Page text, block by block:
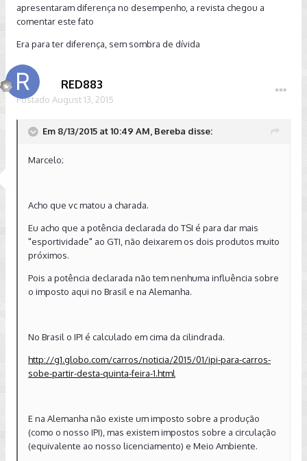
apresentaram diferença no desempenho, a revista chegou a
comentar este fato
Era para ter diferença, sem sombra de dívida
RED883
Postado August 13, 2015
Em 8/13/2015 at 10:49 AM, Bereba disse:
Marcelo;
Acho que vc matou a charada.
Eu acho que a potência declarada do TSI é para dar mais
"esportividade" ao GTI, não deixarem os dois produtos muito
próximos.
Pois a potência declarada não tem nenhuma influência sobre
o imposto aqui no Brasil e na Alemanha.
No Brasil o IPI é calculado em cima da cilindrada.
http://g1.globo.com/carros/noticia/2015/01/ipi-para-carros-
sobe-partir-desta-quinta-feira-1.html
E na Alemanha não existe um imposto sobre a produção
(como o nosso IPI), mas existem impostos sobre a circulação
(equivalente ao nosso licenciamento) e Meio Ambiente.